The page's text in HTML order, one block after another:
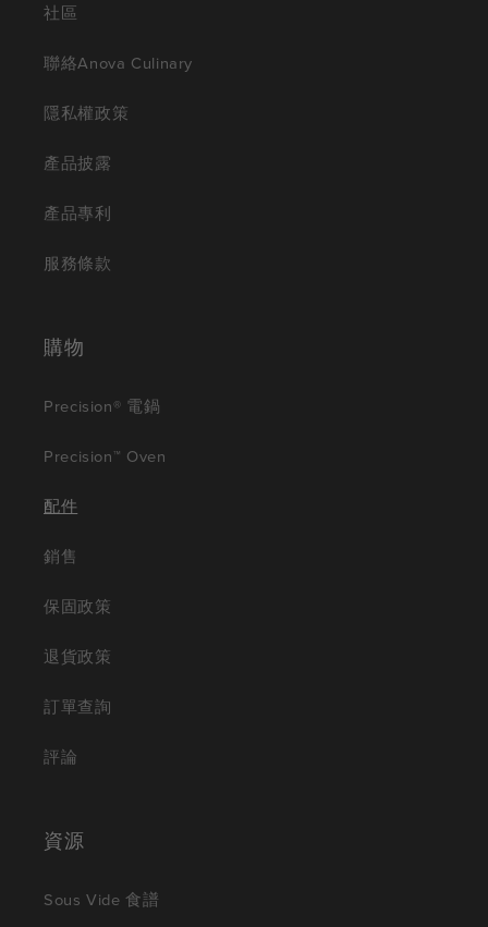
社區
聯絡Anova Culinary
隱私權政策
產品披露
產品專利
服務條款
購物
Precision® 電鍋
Precision™ Oven
配件
銷售
保固政策
退貨政策
訂單查詢
評論
資源
Sous Vide 食譜